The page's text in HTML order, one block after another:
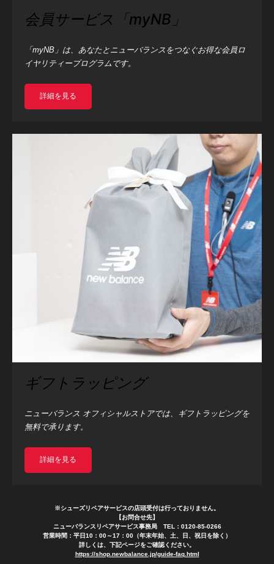
会員サービス「myNB」
「myNB」は、あなたとニューバランスをつなぐお得な会員ロ
イヤリティープログラムです。
詳細を見る
ギフトラッピング
ニューバランス オフィシャルストアでは、ギフトラッピングを
無料で承ります。
詳細を見る
※シューズリペアサービスの店頭受付は行っておりません。
【お問合せ先】
ニューバランスリペアサービス事務局 TEL：0120-85-0266
営業時間：平日10：00～17：00（年末年始、土、日、祝日を除く）
詳しくは、下記ページをご確認ください。
https://shop.newbalance.jp/guide-faq.html